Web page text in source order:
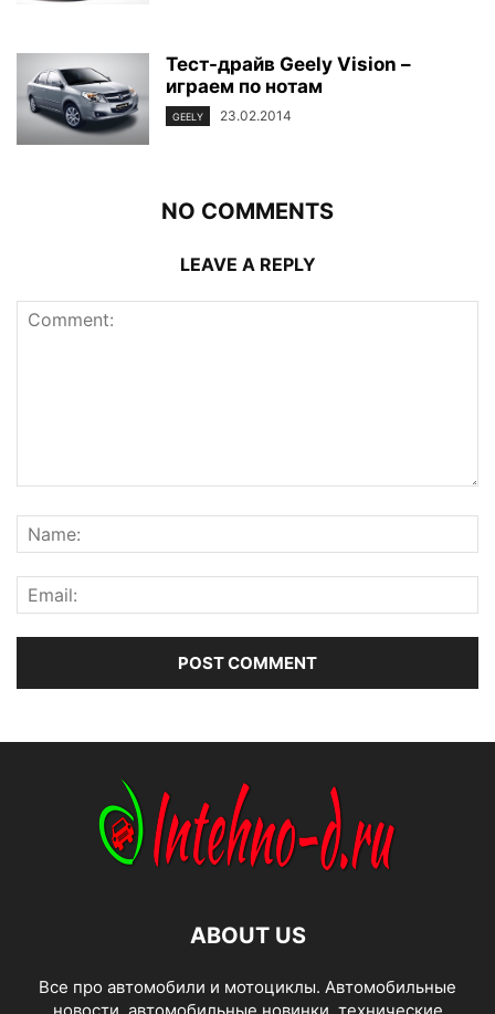
Тест-драйв Geely Vision –
играем по нотам
GEELY 23.02.2014
NO COMMENTS
LEAVE A REPLY
ABOUT US
Все про автомобили и мотоциклы. Автомобильные
новости, автомобильные новинки, технические